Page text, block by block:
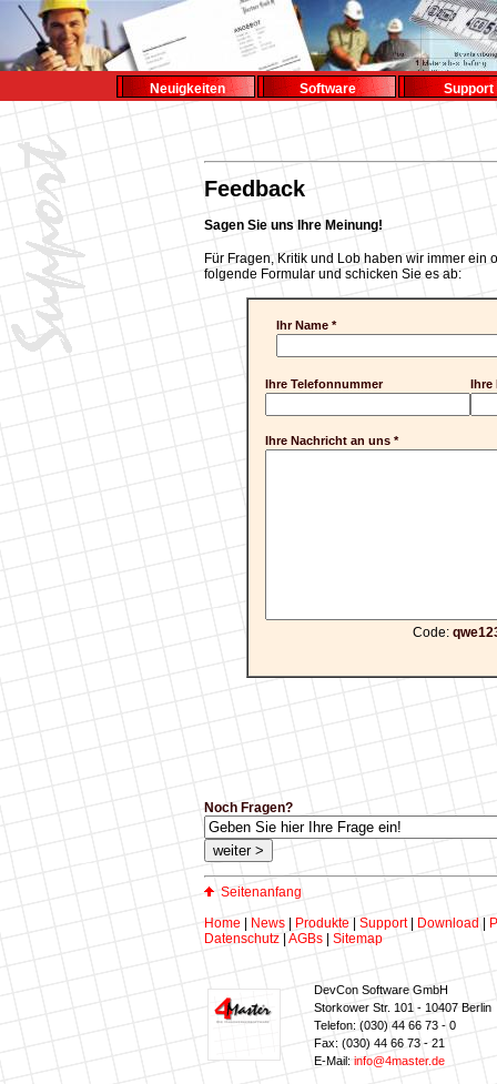
Neuigkeiten Software Support
Feedback
Sagen Sie uns Ihre Meinung!
Für Fragen, Kritik und Lob haben wir immer ein
folgende Formular und schicken Sie es ab:
Ihr Name *
Ihre Telefonnummer
Ihre Nachricht an uns *
Code:
Noch Fragen?
Seitenanfang
Home
News Produkte Support| Download
Datenschutz AGBs Sitemap
DevCon Software GmbH
Storkower Str. 101 - 10407 Berlin
Telefon: (030) 44 66 73 - 0
Fax: (030) 44 66 73 - 21
E-Mail: info@4master.de